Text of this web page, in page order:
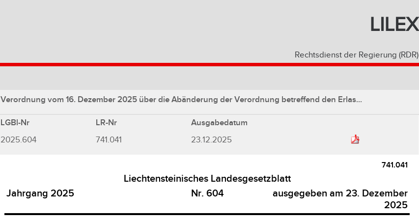
LILEX
Rechtsdienst der Regierung (RDR)
Verordnung vom 16. Dezember 2025 über die Abänderung der Verordnung betreffend den Erlas...
LGBl-Nr LR-Nr Ausgabedatum
2025.604 741.041 23.12.2025